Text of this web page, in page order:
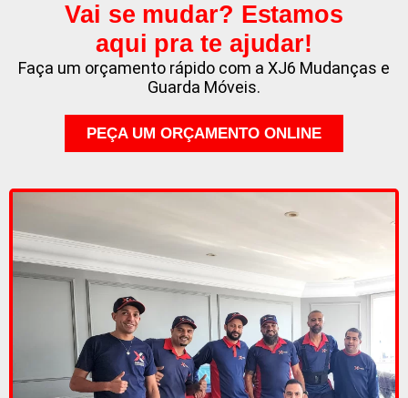
Vai se mudar? Estamos
aqui pra te ajudar!
Faça um orçamento rápido com a XJ6 Mudanças e
Guarda Móveis.
PEÇA UM ORÇAMENTO ONLINE